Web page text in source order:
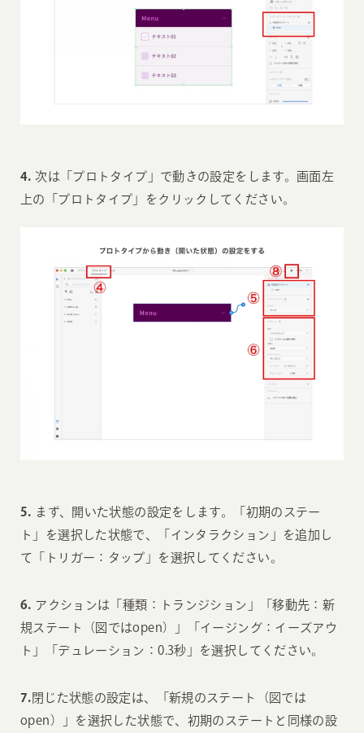
4. 次は「プロトタイプ」で動きの設定をします。画面左
上の「プロトタイプ」をクリックしてください。
5. まず、開いた状態の設定をします。「初期のステー
ト」を選択した状態で、「インタラクション」を追加し
て「トリガー：タップ」を選択してください。
6. アクションは「種類：トランジション」「移動先：新
規ステート（図ではopen）」「イージング：イーズアウ
ト」「デュレーション：0.3秒」を選択してください。
7. 閉じた状態の設定は、「新規のステート（図では
open）」を選択した状態で、初期のステートと同様の設